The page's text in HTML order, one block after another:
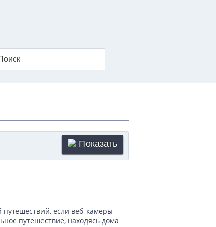
Показать
если веб-камеры
путешествие, находясь дома